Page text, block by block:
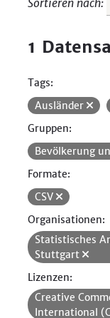
Sortieren nach
1
Tags:
Ausländer
Gruppen:
Bevölkerung
Formate:
CSV
Organisationen:
Statistisches
Stuttgart
Lizenzen:
Creative
International